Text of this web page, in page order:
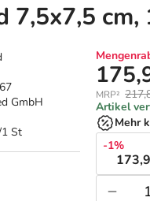
7,5x7,5 cm,
GmbH
St
MRP²
Artikel
Mehr
-1%